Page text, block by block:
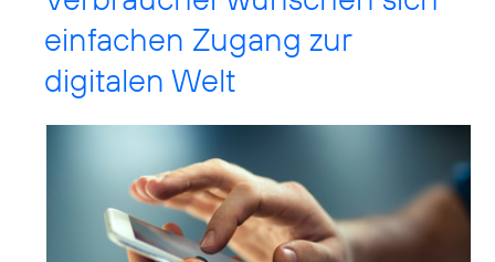
einfachen Zugang zur
digitalen Welt